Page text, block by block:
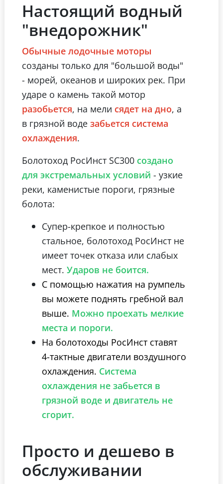
Настоящий водный
"внедорожник"
Обычные лодочные моторы
созданы только для "большой воды"
- морей, океанов и широких рек. При
ударе о камень такой мотор
разобьется, на мели сядет на дно, а
в грязной воде забьется система
охлаждения.
Болотоход РосИнст SC300 создано
для экстремальных условий - узкие
реки, каменистые пороги, грязные
болота:
Супер-крепкое и полностью
стальное, болотоход РосИнст не
имеет точек отказа или слабых
мест. Ударов не боится.
С помощью нажатия на румпель
вы можете поднять гребной вал
выше. Можно проехать мелкие
места и пороги.
На болотоходы РосИнст ставят
4-тактные двигатели воздушного
охлаждения. Система
охлаждения не забьется в
грязной воде и двигатель не
сгорит.
Просто и дешево в
обслуживании